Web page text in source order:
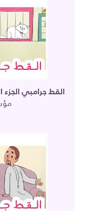
القط جرامبي الجزء